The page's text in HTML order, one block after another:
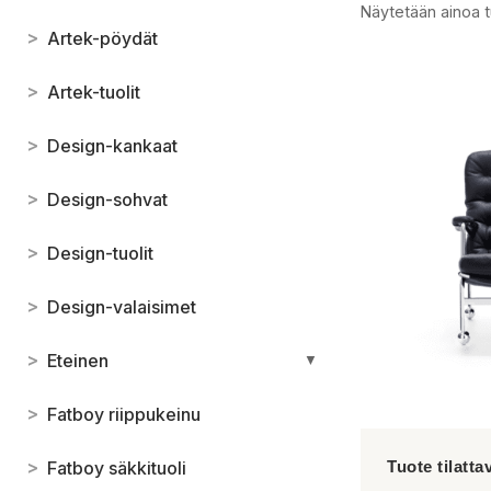
> Artek-pöydät
> Artek-tuolit
> Design-kankaat
> Design-sohvat
> Design-tuolit
> Design-valaisimet
> Eteinen ▼
> Fatboy riippukeinu
> Fatboy säkkituoli
Näytetään ainoa